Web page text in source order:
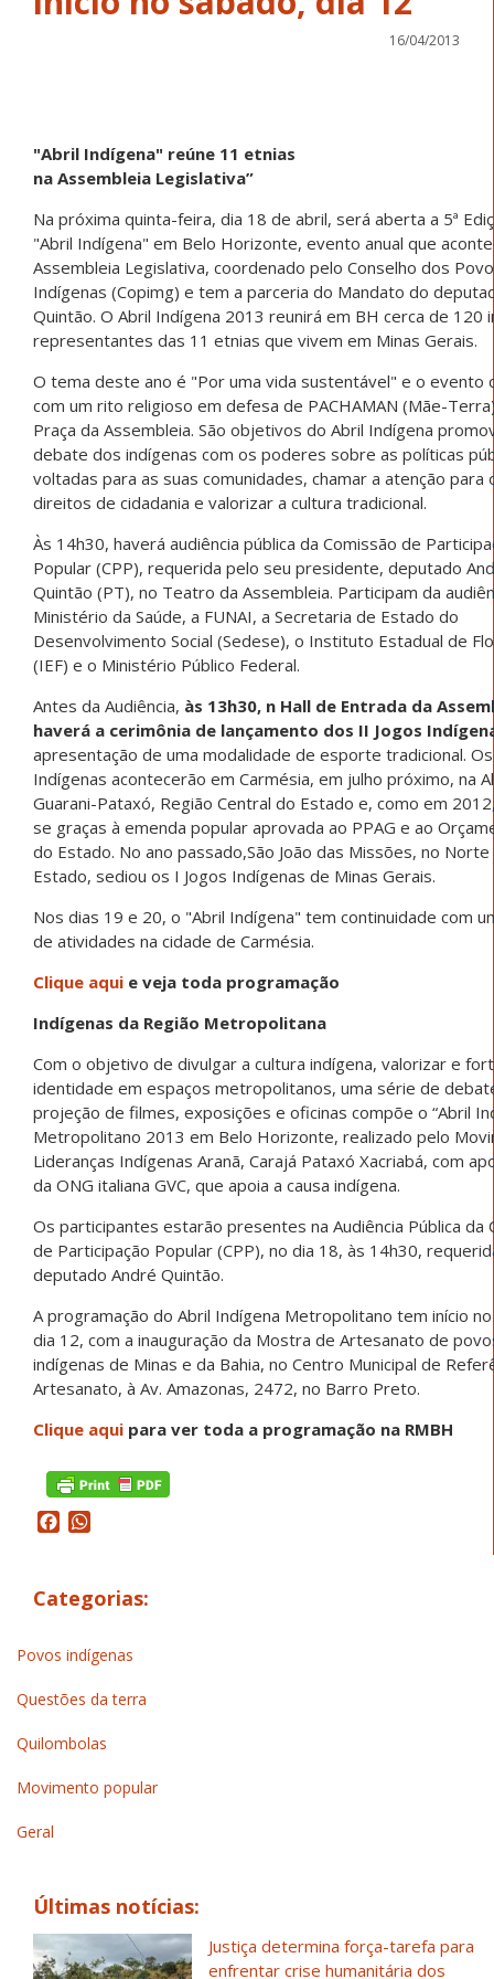
16/04/2013
"Abril Indígena" reúne 11 etnias
na Assembleia Legislativa”
Na próxima quinta-feira, dia 18 de abril, será aberta a 5ª
"Abril Indígena" em Belo Horizonte, evento anual que
Assembleia Legislativa, coordenado pelo Conselho dos
Indígenas (Copimg) e tem a parceria do Mandato do
Quintão. O Abril Indígena 2013 reunirá em BH cerca de 120
representantes das 11 etnias que vivem em Minas Gerais.
O tema deste ano é "Por uma vida sustentável" e o evento
com um rito religioso em defesa de PACHAMAN (Mãe-
Praça da Assembleia. São objetivos do Abril Indígena
debate dos indígenas com os poderes sobre as políticas
voltadas para as suas comunidades, chamar a atenção para
direitos de cidadania e valorizar a cultura tradicional.
Às 14h30, haverá audiência pública da Comissão de
Popular (CPP), requerida pelo seu presidente, deputado
Quintão (PT), no Teatro da Assembleia. Participam da
Ministério da Saúde, a FUNAI, a Secretaria de Estado do
Desenvolvimento Social (Sedese), o Instituto Estadual de
(IEF) e o Ministério Público Federal.
Antes da Audiência, às 13h30, n Hall de Entrada da
haverá a cerimônia de lançamento dos II Jogos
apresentação de uma modalidade de esporte tradicional.
Indígenas acontecerão em Carmésia, em julho próximo, na
Guarani-Pataxó, Região Central do Estado e, como em
se graças à emenda popular aprovada ao PPAG e ao
do Estado. No ano passado,São João das Missões, no
Estado, sediou os I Jogos Indígenas de Minas Gerais.
Nos dias 19 e 20, o "Abril Indígena" tem continuidade com
de atividades na cidade de Carmésia.
Clique aqui e veja toda programação
Indígenas da Região Metropolitana
Com o objetivo de divulgar a cultura indígena, valorizar e
identidade em espaços metropolitanos, uma série de
projeção de filmes, exposições e oficinas compõe o “Abril
Metropolitano 2013 em Belo Horizonte, realizado pelo
Lideranças Indígenas Aranã, Carajá Pataxó Xacriabá, com
da ONG italiana GVC, que apoia a causa indígena.
Os participantes estarão presentes na Audiência Pública da
de Participação Popular (CPP), no dia 18, às 14h30,
deputado André Quintão.
A programação do Abril Indígena Metropolitano tem início
dia 12, com a inauguração da Mostra de Artesanato de
indígenas de Minas e da Bahia, no Centro Municipal de
Artesanato, à Av. Amazonas, 2472, no Barro Preto.
Clique aqui para ver toda a programação na RMBH
Facebook
Categorias:
Povos indígenas
Questões da terra
Quilombolas
Movimento popular
Geral
Últimas notícias:
Justiça determina força-tarefa para
enfrentar crise humanitária dos